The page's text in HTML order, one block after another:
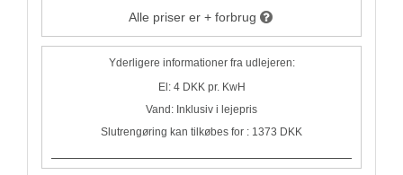
Alle priser er + forbrug
Yderligere informationer fra udlejeren:
El: 4 DKK pr. KwH
Vand: Inklusiv i lejepris
Slutrengøring kan tilkøbes for : 1373 DKK